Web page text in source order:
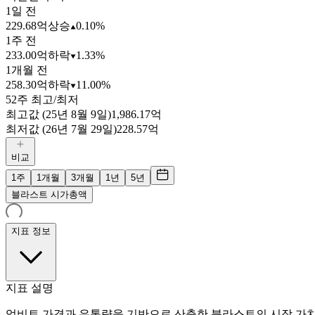
1일 전
229.68억상승 0.10%
1주 전
233.00억하락 1.33%
1개월 전
258.30억하락 11.00%
52주 최고/최저
최고값 (25년 8월 9일)1,986.17억
최저값 (26년 7월 29일)228.57억
비교
1주
1개월 3개월 1년
5년
블라스트 시가총액
지표 정보
지표 설명